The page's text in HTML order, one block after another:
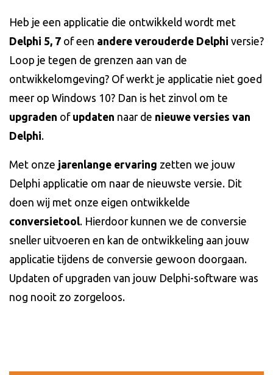
Heb je een applicatie die ontwikkeld wordt met
Delphi 5, 7 of een andere verouderde Delphi versie?
Loop je tegen de grenzen aan van de
ontwikkelomgeving? Of werkt je applicatie niet goed
meer op Windows 10? Dan is het zinvol om te
upgraden of updaten naar de nieuwe versies van
Delphi.
Met onze jarenlange ervaring zetten we jouw
Delphi applicatie om naar de nieuwste versie. Dit
doen wij met onze eigen ontwikkelde
conversietool. Hierdoor kunnen we de conversie
sneller uitvoeren en kan de ontwikkeling aan jouw
applicatie tijdens de conversie gewoon doorgaan.
Updaten of upgraden van jouw Delphi-software was
nog nooit zo zorgeloos.